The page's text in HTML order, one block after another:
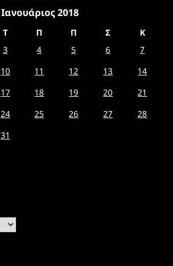
Ιανουάριος 2018
Τ Π Π Σ
Κ
3 4 5 6
7
10 11 12 13
14
17 18 19 20
21
24 25 26 27
28
31